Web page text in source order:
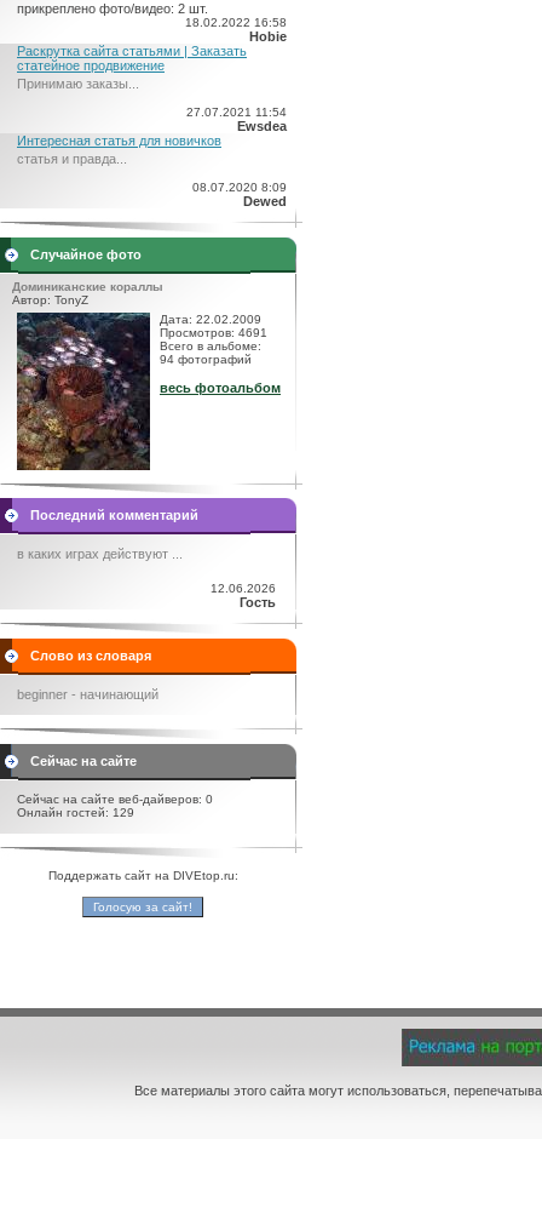
прикреплено фото/видео: 2 шт.
18.02.2022 16:58
Hobie
Раскрутка сайта статьями | Заказать
статейное продвижение
Принимаю заказы...
27.07.2021 11:54
Ewsdea
Интересная статья для новичков
статья и правда...
08.07.2020 8:09
Dewed
Случайное фото
Доминиканские кораллы
Автор: TonyZ
Дата: 22.02.2009
Просмотров: 4691
Всего в альбоме:
94 фотографий
весь фотоальбом
Последний комментарий
в каких играх действуют ...
12.06.2026
Гость
Слово из словаря
beginner - начинающий
Сейчас на сайте
Сейчас на сайте веб-дайверов: 0
Онлайн гостей: 129
Поддержать сайт на DIVEtop.ru:
Все материалы этого сайта могут использоваться,